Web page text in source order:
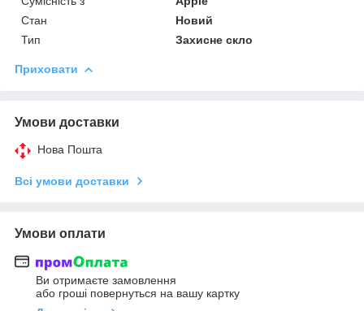
Стан
Новий
Тип
Захисне скло
Приховати
Умови доставки
Нова Пошта
Всі умови доставки
Умови оплати
Ви отримаєте замовлення
або гроші повернуться на вашу картку